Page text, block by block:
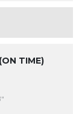
(ON TIME)